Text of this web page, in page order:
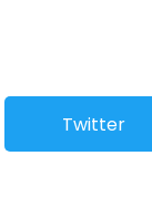
Twitter